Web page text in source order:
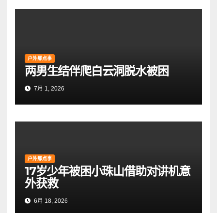
户外那点事
两男生结伴爬白云洞脱水被困
7月 1, 2026
户外那点事
17岁少年被困小珠山借助对讲机意
外获救
6月 18, 2026